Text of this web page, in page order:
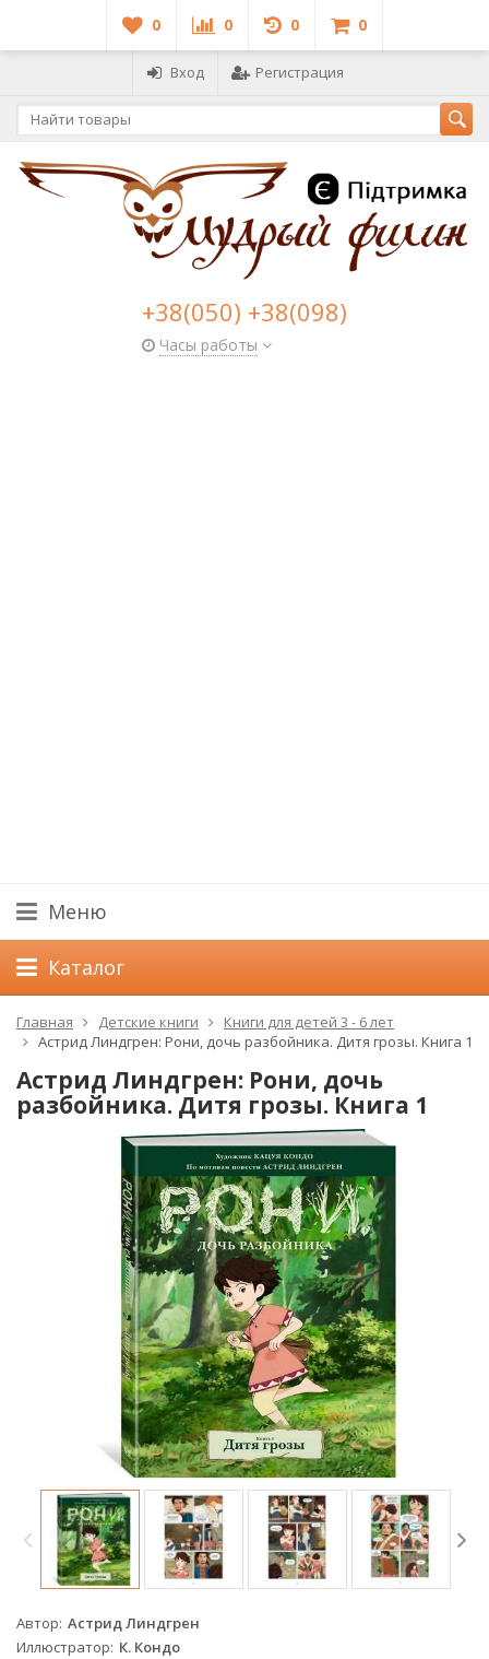
0 0 0 0
Вход Регистрация
+38(050) +38(098)
Часы работы
Меню
Каталог
Главная Детские книги
Книги для детей 3 - 6 лет
Астрид Линдгрен: Рони, дочь разбойника. Дитя грозы. Книга 1
Астрид Линдгрен: Рони, дочь
разбойника. Дитя грозы. Книга 1
Автор Астрид Линдгрен
Иллюстратор К. Кондо